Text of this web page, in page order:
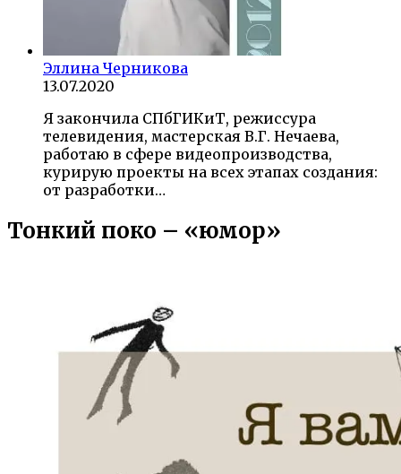
Эллина Черникова
13.07.2020
Я закончила СПбГИКиТ, режиссура
телевидения, мастерская В.Г. Нечаева,
работаю в сфере видеопроизводства,
курирую проекты на всех этапах создания:
от разработки…
Тонкий поко – «юмор»